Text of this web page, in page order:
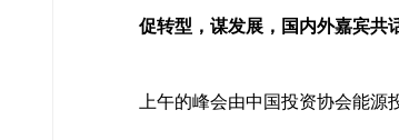
促转型，谋发展，国内外嘉宾共
上午的峰会由中国投资协会能源投